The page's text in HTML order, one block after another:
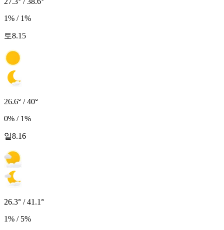
1% / 1%
토8.15
26.6° / 40°
0% / 1%
일8.16
26.3° / 41.1°
1% / 5%